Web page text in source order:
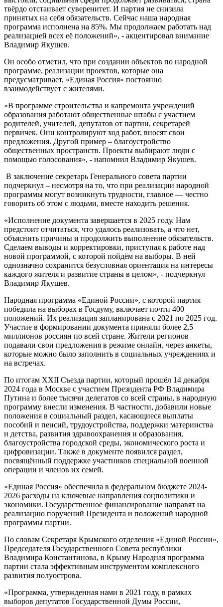
твёрдо отстаивает суверенитет. И партия не снизила
принятых на себя обязательств. Сейчас наша народная
программа исполнена на 85%. Мы продолжаем работать над
реализацией всех её положений», - акцентировал внимание
Владимир Якушев.
Он особо отметил, что при создании объектов по народной
программе, реализации проектов, которые она
предусматривает, «Единая Россия» постоянно
взаимодействует с жителями.
«В программе строительства и капремонта учреждений
образования работают общественные штабы с участием
родителей, учителей, депутатов от партии, секретарей
первичек. Они контролируют ход работ, вносят свои
предложения. Другой пример – благоустройство
общественных пространств. Проекты выбирают люди с
помощью голосования», - напомнил Владимир Якушев.
В заключение секретарь Генерального совета партии
подчеркнул – несмотря на то, что при реализации народной
программы могут возникнуть трудности, главное — честно
говорить об этом с людьми, вместе находить решения.
«Исполнение документа завершается в 2025 году. Нам
предстоит отчитаться, что удалось реализовать, а что нет,
объяснить причины и продолжить выполнение обязательств.
Сделаем выводы и корректировки, приступая к работе над
новой программой, с которой пойдём на выборы. В ней
однозначно сохранится безусловная ориентация на интересы
каждого жителя и развитие страны в целом», - подчеркнул
Владимир Якушев.
Народная программа «Единой России», с которой партия
победила на выборах в Госдуму, включает почти 400
положений. Их реализация запланирована с 2021 по 2025 год.
Участие в формировании документа приняли более 2,5
миллионов россиян по всей стране. Жители регионов
подавали свои предложения в режиме онлайн, через анкеты,
которые можно было заполнить в социальных учреждениях и
на встречах.
По итогам XXII Съезда партии, который прошёл 14 декабря
2024 года в Москве с участием Президента РФ Владимира
Путина и более тысячи делегатов со всей страны, в народную
программу внесли изменения. В частности, добавили новые
положения в социальный раздел, касающиеся выплаты
пособий и пенсий, трудоустройства, поддержки материнства
и детства, развития здравоохранения и образования,
благоустройства городской среды, экономического роста и
цифровизации. Также в документе появился раздел,
посвящённый поддержке участников специальной военной
операции и членов их семей.
«Единая Россия» обеспечила в федеральном бюджете 2024-
2026 расходы на ключевые направления соцполитики и
экономики. Государственное финансирование направят на
реализацию поручений Президента и положений народной
программы партии.
По словам Секретаря Крымского отделения «Единой России»,
Председателя Государственного Совета республики
Владимира Константинова, в Крыму Народная программа
партии стала эффективным инструментом комплексного
развития полуострова.
«Программа, утвержденная нами в 2021 году, в рамках
выборов депутатов Государственной Думы России,